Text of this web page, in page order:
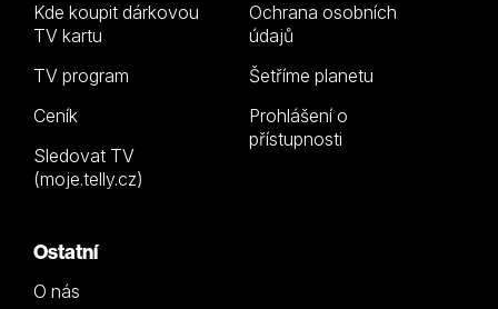
Kde koupit dárkovou
TV kartu
TV program
Ceník
Sledovat TV
(moje.telly.cz)
Ochrana osobních
údajů
Šetříme planetu
Prohlášení o
přístupnosti
Ostatní
O nás